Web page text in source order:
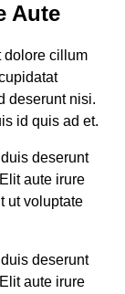
Aute
dolore cillum
deserunt nisi.
id quis ad et.
deserunt
aute irure
ut voluptate
deserunt
aute irure